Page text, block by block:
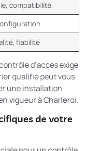
compatibilité
fiabilité
d’accèsexige
qualifié peut vous
une installation
vigueur à Charleroi.
de votre